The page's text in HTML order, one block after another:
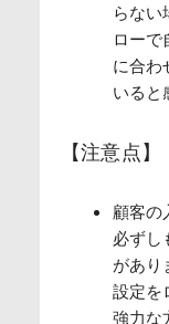
らな
ロー
に合わ
いると
【注意点】
顧客の
必ずし
があ
設定を
強力な